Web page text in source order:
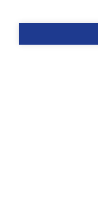
Order